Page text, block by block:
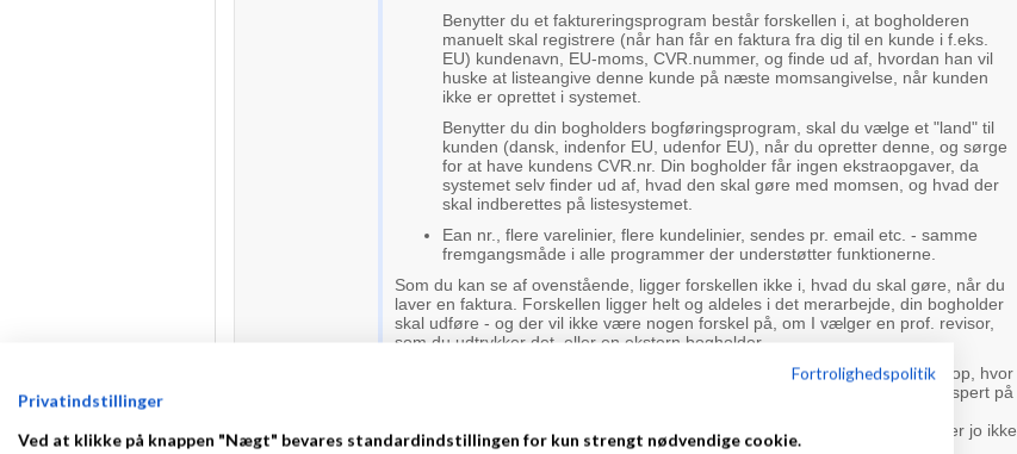
Benytter du et faktureringsprogram består forskellen i, at bogholderen
manuelt skal registrere (når han får en faktura fra dig til en kunde i f.eks.
EU) kundenavn, EU-moms, CVR.nummer, og finde ud af, hvordan han vil
huske at listeangive denne kunde på næste momsangivelse, når kunden
ikke er oprettet i systemet.
Benytter du din bogholders bogføringsprogram, skal du vælge et "land" til
kunden (dansk, indenfor EU, udenfor EU), når du opretter denne, og sørge
for at have kundens CVR.nr. Din bogholder får ingen ekstraopgaver, da
systemet selv finder ud af, hvad den skal gøre med momsen, og hvad der
skal indberettes på listesystemet.
Ean nr., flere varelinier, flere kundelinier, sendes pr. email etc. - samme
fremgangsmåde i alle programmer der understøtter funktionerne.
Som du kan se af ovenstående, ligger forskellen ikke i, hvad du skal gøre, når du
laver en faktura. Forskellen ligger helt og aldeles i det merarbejde, din bogholder
skal udføre - og der vil ikke være nogen forskel på, om I vælger en prof. revisor,
som du udtrykker det, eller en ekstern bogholder.
Der kan så opstå andre spørgsmål/problemer, hvis I skal sælge via webshop, hvor
der foreligger andre faktureringsmuligheder. Jeg mener - uden at være ekspert på
bogholderiet, så det mere eller mindre sker automatisk det hele. Men det er jo ikke
Fortrolighedspolitik
Privatindstillinger
Ved at klikke på knappen "Nægt" bevares standardindstillingen for kun strengt nødvendige cookie.